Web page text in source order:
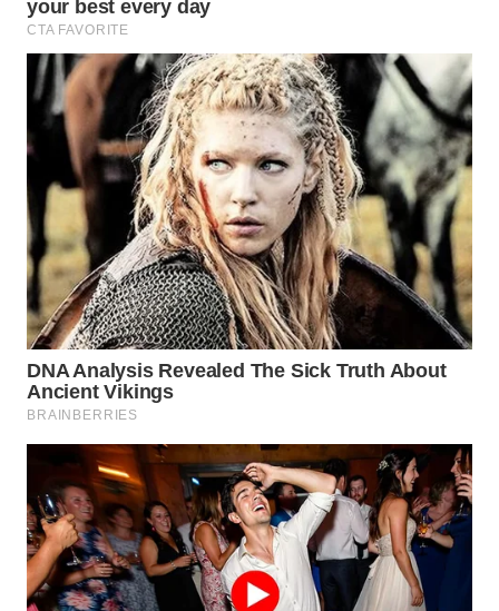
SURABAYA
WN
NATUNA
BINTAN
WN
MANDALIKA
WN
LIKUPANG
WN
LABUANBAJO
WN
BORNEO